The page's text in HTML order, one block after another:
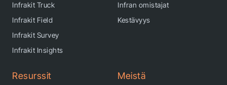
Infrakit Truck
Infrakit Field
Infrakit Survey
Infrakit Insights
Infran omistajat
Kestävyys
Resurssit Meistä